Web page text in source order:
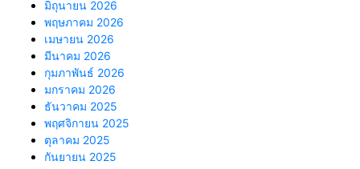
มิถุนายน 2026
พฤษภาคม 2026
เมษายน 2026
มีนาคม 2026
กุมภาพันธ์ 2026
มกราคม 2026
ธันวาคม 2025
พฤศจิกายน 2025
ตุลาคม 2025
กันยายน 2025